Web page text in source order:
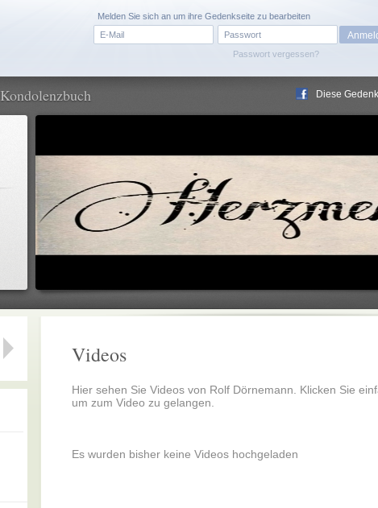
Passwort vergessen?
Melden Sie sich an um ihre Gedenkseite zu bearbeiten
Kondolenzbuch Diese
Videos
Hier sehen Sie Videos von Rolf Dörnemann. Klicken Sie
um zum Video zu gelangen.
Es wurden bisher keine Videos hochgeladen